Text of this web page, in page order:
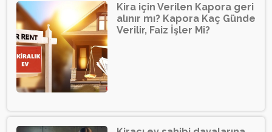
Kira için Verilen Kapora geri
alınır mı? Kapora Kaç Günde
Verilir, Faiz İşler Mi?